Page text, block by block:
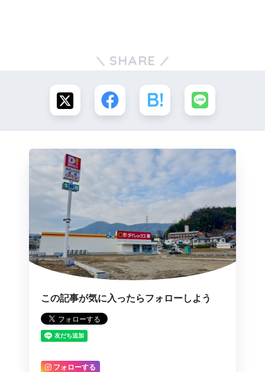
SHARE
この記事が気に入ったらフォローしよう
フォローする